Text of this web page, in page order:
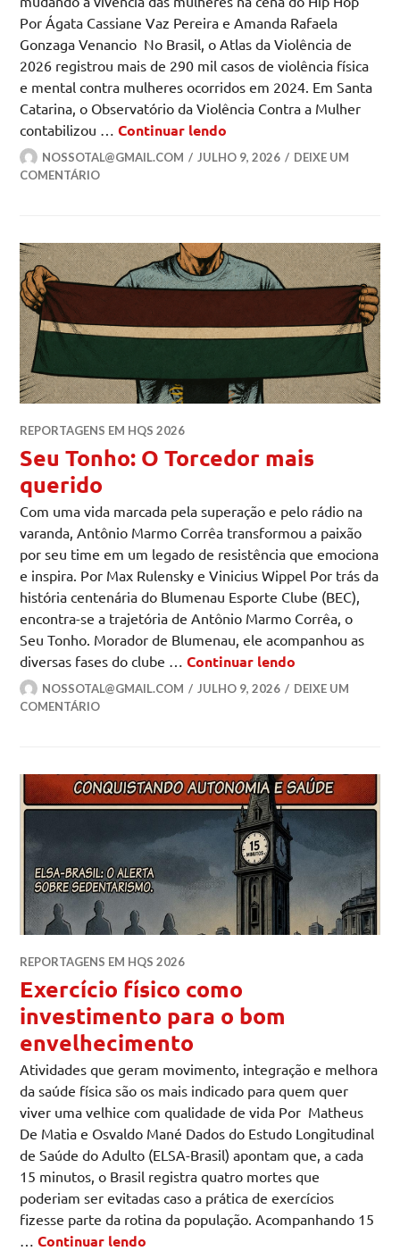
Por Ágata Cassiane Vaz Pereira e Amanda Rafaela
Gonzaga Venancio No Brasil, o Atlas da Violência de
2026 registrou mais de 290 mil casos de violência física
e mental contra mulheres ocorridos em 2024. Em Santa
Catarina, o Observatório da Violência Contra a Mulher
contabilizou …Continuar lendo
NOSSOTAL@GMAIL.COM JULHO 9, 2026
DEIXE UM
COMENTÁRIO
REPORTAGENS EM HQS 2026
Seu Tonho: O Torcedor mais
querido
Com uma vida marcada pela superação e pelo rádio na
varanda, Antônio Marmo Corrêa transformou a paixão
por seu time em um legado de resistência que emociona
e inspira. Por Max Rulensky e Vinicius Wippel Por trás da
história centenária do Blumenau Esporte Clube (BEC),
encontra-se a trajetória de Antônio Marmo Corrêa, o
Seu Tonho. Morador de Blumenau, ele acompanhou as
diversas fases do clube …Continuar lendo
NOSSOTAL@GMAIL.COM JULHO 9, 2026
DEIXE UM
COMENTÁRIO
REPORTAGENS EM HQS 2026
Exercício físico como
investimento para o bom
envelhecimento
Atividades que geram movimento, integração e melhora
da saúde física são os mais indicado para quem quer
viver uma velhice com qualidade de vida Por Matheus
De Matia e Osvaldo Mané Dados do Estudo Longitudinal
de Saúde do Adulto (ELSA-Brasil) apontam que, a cada
15 minutos, o Brasil registra quatro mortes que
poderiam ser evitadas caso a prática de exercícios
fizesse parte da rotina da população. Acompanhando 15
…Continuar lendo